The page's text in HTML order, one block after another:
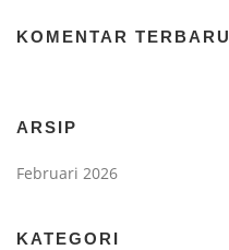
KOMENTAR TERBARU
ARSIP
Februari 2026
KATEGORI